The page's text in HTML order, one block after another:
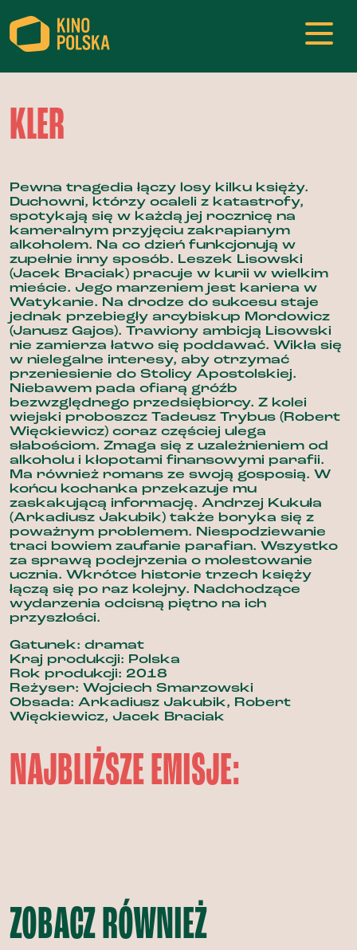
KLER
Pewna tragedia łączy losy kilku księży.
Duchowni, którzy ocaleli z katastrofy,
spotykają się w każdą jej rocznicę na
kameralnym przyjęciu zakrapianym
alkoholem. Na co dzień funkcjonują w
zupełnie inny sposób. Leszek Lisowski
(Jacek Braciak) pracuje w kurii w wielkim
mieście. Jego marzeniem jest kariera w
Watykanie. Na drodze do sukcesu staje
jednak przebiegły arcybiskup Mordowicz
(Janusz Gajos). Trawiony ambicją Lisowski
nie zamierza łatwo się poddawać. Wikła się
w nielegalne interesy, aby otrzymać
przeniesienie do Stolicy Apostolskiej.
Niebawem pada ofiarą gróźb
bezwzględnego przedsiębiorcy. Z kolei
wiejski proboszcz Tadeusz Trybus (Robert
Więckiewicz) coraz częściej ulega
słabościom. Zmaga się z uzależnieniem od
alkoholu i kłopotami finansowymi parafii.
Ma również romans ze swoją gosposią. W
końcu kochanka przekazuje mu
zaskakującą informację. Andrzej Kukuła
(Arkadiusz Jakubik) także boryka się z
poważnym problemem. Niespodziewanie
traci bowiem zaufanie parafian. Wszystko
za sprawą podejrzenia o molestowanie
ucznia. Wkrótce historie trzech księży
łączą się po raz kolejny. Nadchodzące
wydarzenia odcisną piętno na ich
przyszłości.
Gatunek: dramat
Kraj produkcji: Polska
Rok produkcji: 2018
Reżyser: Wojciech Smarzowski
Obsada: Arkadiusz Jakubik, Robert
Więckiewicz, Jacek Braciak
NAJBLIŻSZE EMISJE:
ZOBACZ RÓWNIEŻ